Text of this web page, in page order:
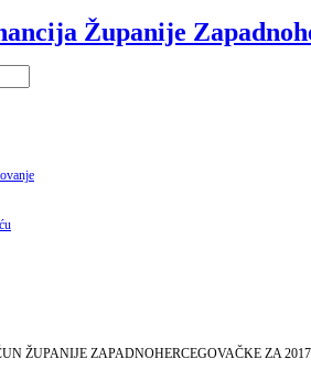
Županije
ŽUPANIJE ZAPADNOHERCEGOVAČKE ZA